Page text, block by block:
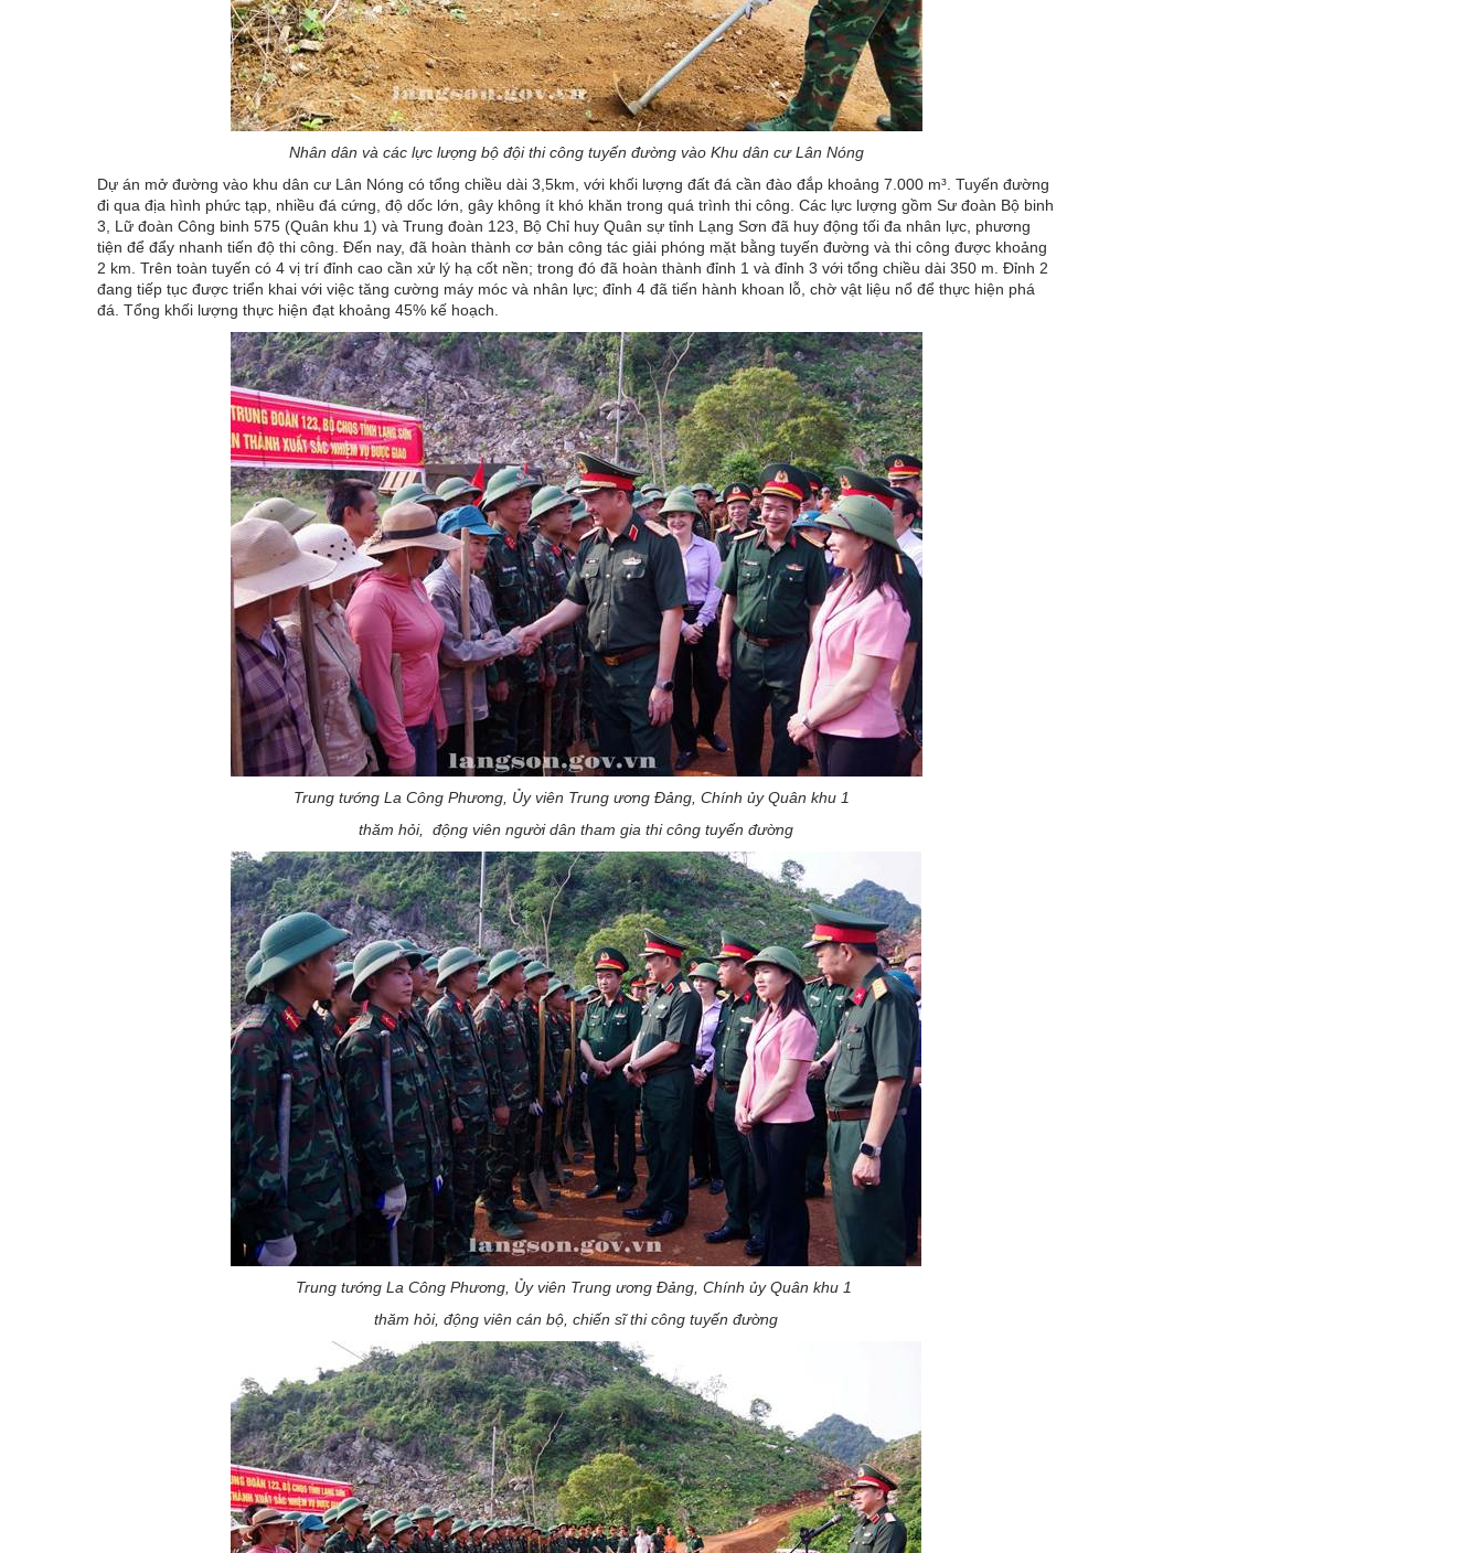
Nhân dân và các lực lượng bộ đội thi công tuyến đường vào Khu dân cư Lân Nóng
Dự án mở đường vào khu dân cư Lân Nóng có tổng chiều dài 3,5km, với khối lượng đất đá cần đào đắp khoảng 7.000 m³. Tuyến đường
đi qua địa hình phức tạp, nhiều đá cứng, độ dốc lớn, gây không ít khó khăn trong quá trình thi công. Các lực lượng gồm Sư đoàn Bộ binh
3, Lữ đoàn Công binh 575 (Quân khu 1) và Trung đoàn 123, Bộ Chỉ huy Quân sự tỉnh Lạng Sơn đã huy động tối đa nhân lực, phương
tiện để đẩy nhanh tiến độ thi công. Đến nay, đã hoàn thành cơ bản công tác giải phóng mặt bằng tuyến đường và thi công được khoảng
2 km. Trên toàn tuyến có 4 vị trí đỉnh cao cần xử lý hạ cốt nền; trong đó đã hoàn thành đỉnh 1 và đỉnh 3 với tổng chiều dài 350 m. Đỉnh 2
đang tiếp tục được triển khai với việc tăng cường máy móc và nhân lực; đỉnh 4 đã tiến hành khoan lỗ, chờ vật liệu nổ để thực hiện phá
đá. Tổng khối lượng thực hiện đạt khoảng 45% kế hoạch.
Trung tướng La Công Phương, Ủy viên Trung ương Đảng, Chính ủy Quân khu 1
thăm hỏi, động viên người dân tham gia thi công tuyến đường
Trung tướng La Công Phương, Ủy viên Trung ương Đảng, Chính ủy Quân khu 1
thăm hỏi, động viên cán bộ, chiến sĩ thi công tuyến đường